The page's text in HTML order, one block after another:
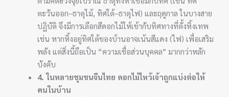
ตะวันออก–ธาตุไม้, ทิศใต้–ธาตุไฟ) และฤดูกาล ในบางสาย
ปฏิบัติ จึงมีการเลือกสีดอกไม้ให้เข้ากับทิศทางที่ตั้งหิ้งเทพ
เช่น หากหิ้งอยู่ทิศใต้ของบ้านอาจเน้นสีแดง (ไฟ) เพื่อเสริม
พลัง แต่สิ่งนี้ถือเป็น “ความเชื่อส่วนบุคคล” มากกว่าหลัก
บังคับ
4. ในหลายชุมชนจีนไทย ดอกไม้ไหว้เจ้าถูกแบ่งต่อให้
คนในบ้าน